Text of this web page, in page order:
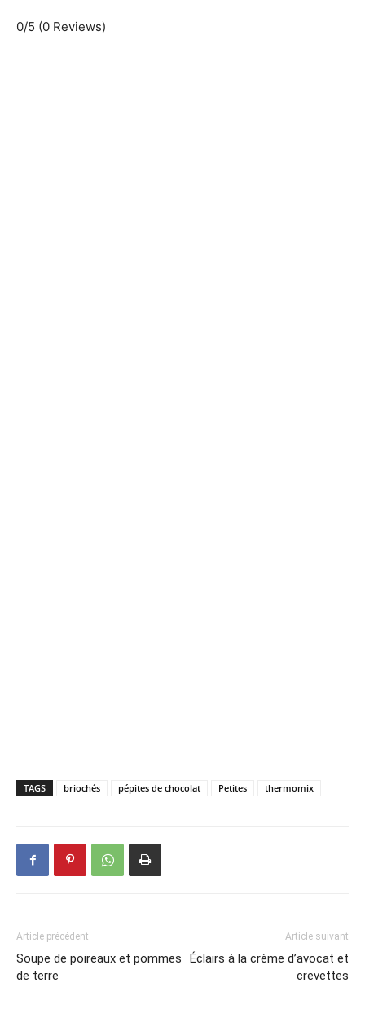
0/5 (0 Reviews)
TAGS briochés pépites de chocolat Petites thermomix
Article précédent
Soupe de poireaux et pommes
de terre
Article suivant
Éclairs à la crème d’avocat et
crevettes